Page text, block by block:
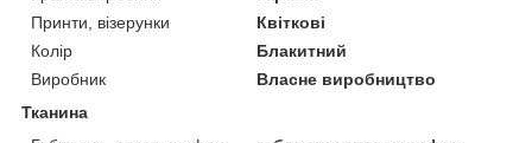
Принти, візерунки
Квіткові
Колір
Блакитний
Виробник
Власне виробництво
Тканина